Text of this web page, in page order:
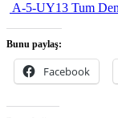
A-5-UY13 Tum
Bunu paylaş:
Facebook